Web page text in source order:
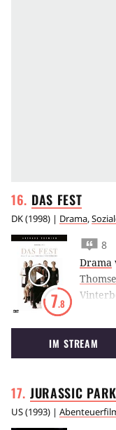
DAS FEST
DK(1998) | Drama,
7.8
8
Drama
Film
einem
IM STREAM
JURASSIC PARK
US(1993) |